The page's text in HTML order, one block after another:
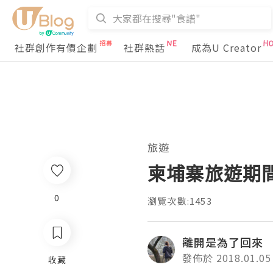
社群創作有價企劃 社群熱話 成為U Creator
0
收藏
旅遊
柬埔寨旅遊期
瀏覽次數:1453
離開是為了回來
發佈於 2018.01.05